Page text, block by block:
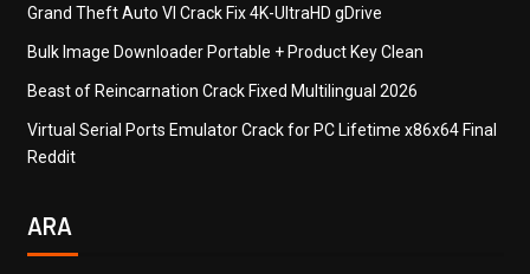
Grand Theft Auto VI Crack Fix 4K-UltraHD gDrive
Bulk Image Downloader Portable + Product Key Clean
Beast of Reincarnation Crack Fixed Multilingual 2026
Virtual Serial Ports Emulator Crack for PC Lifetime x86x64 Final
Reddit
ARA